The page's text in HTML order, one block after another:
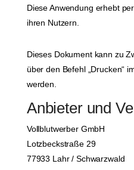
Diese Anwendung erhebt
ihren Nutzern.
Dieses Dokument kann zu
über den Befehl „Drucken“
werden.
Anbieter und
Vollblutwerber GmbH
Lotzbeckstraße 29
77933 Lahr / Schwarzwald